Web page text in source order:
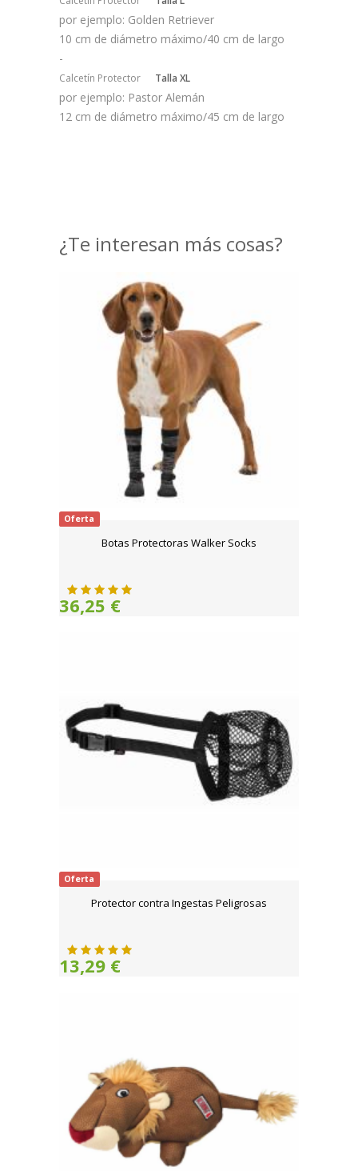
por ejemplo: Golden Retriever
10 cm de diámetro máximo/40 cm de largo
-
Calcetín Protector Talla XL
por ejemplo: Pastor Alemán
12 cm de diámetro máximo/45 cm de largo
¿Te interesan más cosas?
Oferta
Botas Protectoras Walker Socks
36,25 €
Oferta
Protector contra Ingestas Peligrosas
13,29 €